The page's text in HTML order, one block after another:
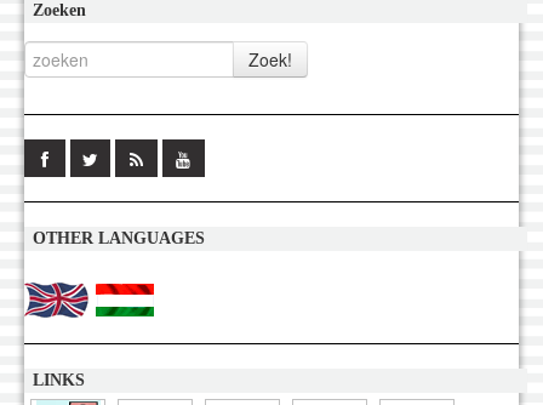
Zoeken
OTHER LANGUAGES
LINKS